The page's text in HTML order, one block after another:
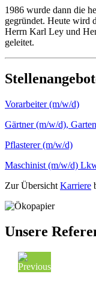
1986 wurde dann die
gegründet. Heute wird
Herrn Karl Ley und
geleitet.
Vorarbeiter (m/w/d)
Gärtner (m/w/d),
Pflasterer (m/w/d)
Maschinist (m/w/d)
Zur Übersicht Karriere
Unsere